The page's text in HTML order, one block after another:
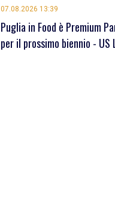
07.08.2026 13:39
Puglia in Food è Premium
per il prossimo biennio - US